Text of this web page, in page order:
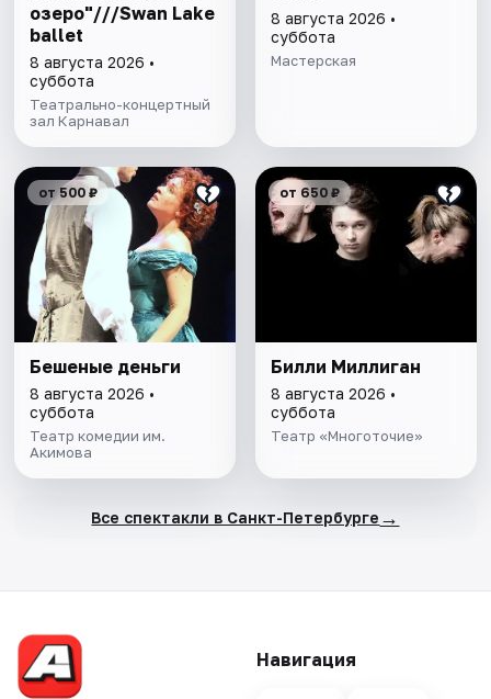
озеро"///Swan Lake
ballet
8 августа 2026 •
суббота
Театрально-концертный
зал Карнавал
8 августа 2026 •
суббота
Мастерская
от 500 ₽
Бешеные деньги
8 августа 2026 •
суббота
Театр комедии им.
Акимова
от 650 ₽
Билли Миллиган
8 августа 2026 •
суббота
Театр «Многоточие»
Все спектакли в Санкт-Петербурге →
Навигация